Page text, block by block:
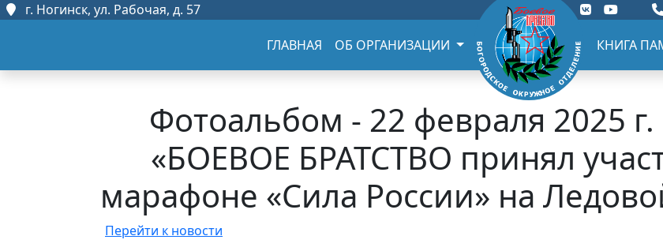
г. Ногинск, ул. Рабочая, д. 57
ГЛАВНАЯ ОБ ОРГАНИЗАЦИИ КНИГА
Фотоальбом - 22 февраля 2025
«БОЕВОЕ БРАТСТВО принял
марафоне «Сила России» на
Перейти к новости